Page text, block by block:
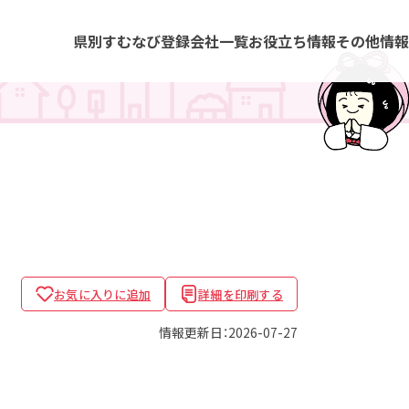
県別すむなび登録会社一覧お役立ち情報その他情報
お気に入りに追加 詳細を印刷する
情報更新日：2026-07-27